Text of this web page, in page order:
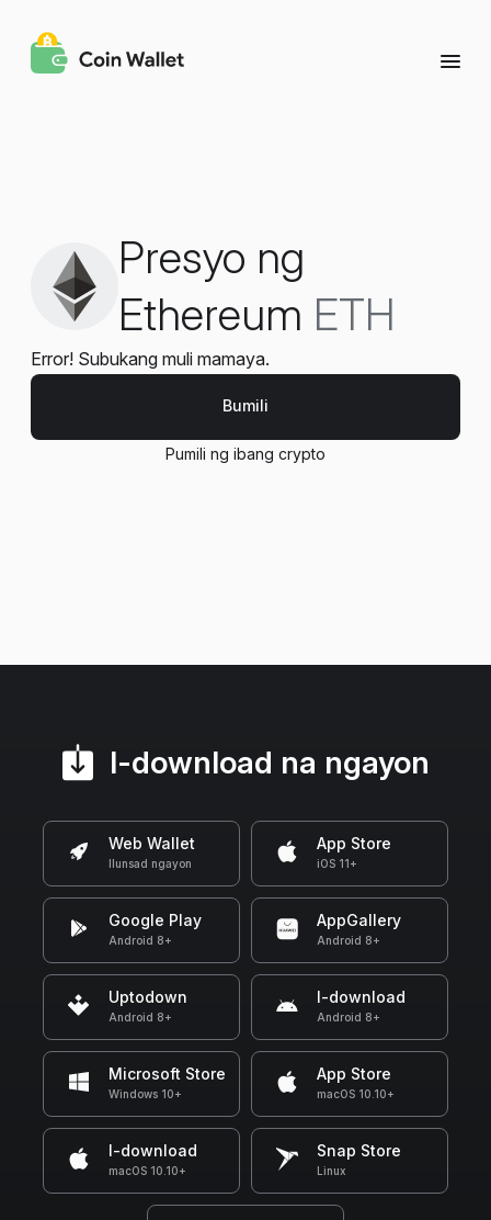
Presyo ng
Ethereum ETH
Error! Subukang muli mamaya.
Bumili
Pumili ng ibang crypto
I-download na ngayon
Web Wallet
Ilunsad ngayon
App Store
iOS 11+
Google Play
Android 8+
AppGallery
Android 8+
Uptodown
Android 8+
I-download
Android 8+
Microsoft Store
Windows 10+
App Store
macOS 10.10+
I-download
macOS 10.10+
Snap Store
Linux